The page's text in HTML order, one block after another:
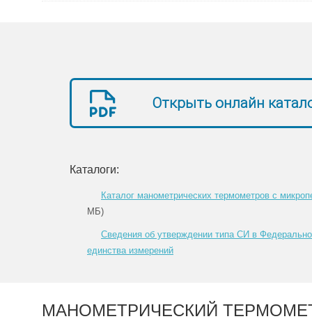
Открыть онлайн
Каталоги:
Каталог манометрических термометров с
МБ)
Сведения об утверждении типа СИ в
единства измерений
МАНОМЕТРИЧЕСКИЙ